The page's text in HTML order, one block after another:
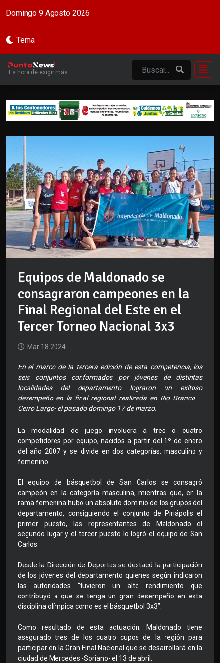
Domingo 9 Agosto 2026
Tema
Es hora de exigir más
Equipos de Maldonado se
consagraron campeones en la
Final Regional del Este en el
Tercer Torneo Nacional 3x3
Mar 18 2024
En el marco de la tercera edición de esta competencia, los
seis conjuntos conformados por jóvenes de distintas
localidades del departamento lograron un exitoso
desempeño en la final regional realizada en Rio Branco –
Cerro Largo- el pasado domingo 17 de marzo.
La modalidad de juego involucra a tres o cuatro
competidores por equipo, nacidos a partir del 1º de enero
del año 2007 y se divide en dos categorías: masculino y
femenino.
El equipo de básquetbol de San Carlos se consagró
campeón en la categoría masculina, mientras que, en la
rama femenina hubo un absoluto dominio de los grupos del
departamento, consiguiendo el conjunto de Piriápolis el
primer puesto, las representantes de Maldonado el
segundo lugar y el tercer puesto lo logró el equipo de San
Carlos.
Desde la Dirección de Deportes se destacó la participación
de los jóvenes del departamento quienes según indicaron
las autoridades “tuvieron un alto rendimiento que
contribuyó a que se tenga un gran desempeño en esta
disciplina olímpica como es el básquetbol 3x3”.
Como resultado de esta actuación, Maldonado tiene
asegurado tres de los cuatro cupos de la región para
participar en la Gran Final Nacional que se desarrollará en la
ciudad de Mercedes -Soriano- el 13 de abril.